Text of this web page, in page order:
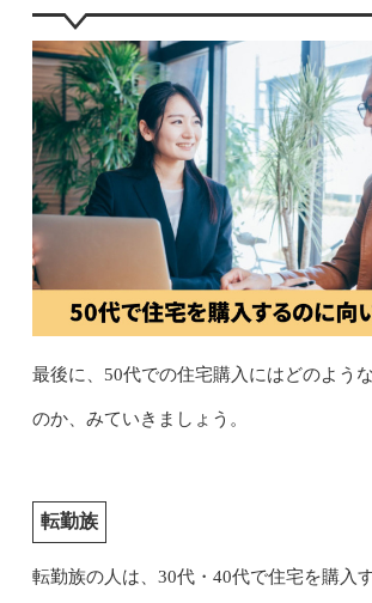
最後に、50代での住宅購入にはどのよう
のか、みていきましょう。
転勤族
転勤族の人は、30代・40代で住宅を購入